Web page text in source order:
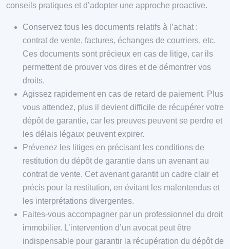
conseils pratiques et d’adopter une approche proactive.
Conservez tous les documents relatifs à l’achat :
contrat de vente, factures, échanges de courriers, etc.
Ces documents sont précieux en cas de litige, car ils
permettent de prouver vos dires et de démontrer vos
droits.
Agissez rapidement en cas de retard de paiement. Plus
vous attendez, plus il devient difficile de récupérer votre
dépôt de garantie, car les preuves peuvent se perdre et
les délais légaux peuvent expirer.
Prévenez les litiges en précisant les conditions de
restitution du dépôt de garantie dans un avenant au
contrat de vente. Cet avenant garantit un cadre clair et
précis pour la restitution, en évitant les malentendus et
les interprétations divergentes.
Faites-vous accompagner par un professionnel du droit
immobilier. L’intervention d’un avocat peut être
indispensable pour garantir la récupération du dépôt de